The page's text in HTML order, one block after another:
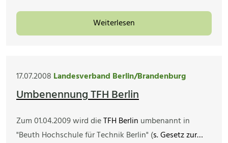
Weiterlesen
17.07.2008 Landesverband Berlin/Brandenburg
Umbenennung TFH Berlin
Zum 01.04.2009 wird dieTFH Berlin umbenannt in
"Beuth Hochschule für Technik Berlin" (s. Gesetz zur…